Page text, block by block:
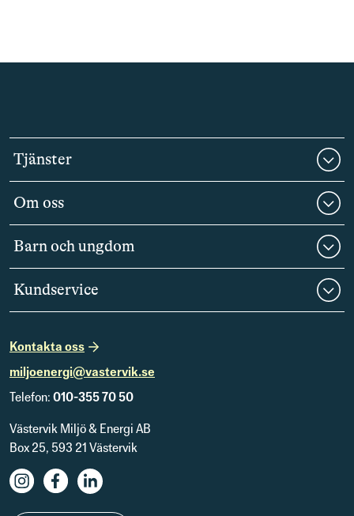
Tjänster
Om oss
Barn och ungdom
Kundservice
Kontakta oss
miljoenergi@vastervik.se
Telefon: 010-355 70 50
Västervik Miljö & Energi AB
Box 25, 593 21 Västervik